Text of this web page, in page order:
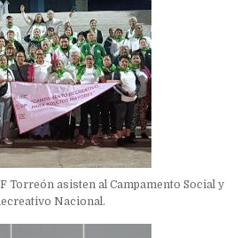
Torreón asisten al Campamento Social y
Nacional.